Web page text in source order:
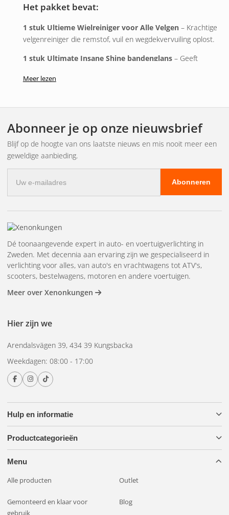
Het pakket bevat:
1 stuk Ultieme Wielreiniger voor Alle Velgen– Krachtige
velgenreiniger die remstof, vuil en wegdekvervuiling oplost.
1 stuk Ultimate Insane Shine bandenglans– Geeft
Het resultaat?
✔ Glanzende, schone velgen
✔ Diepzwart, frisse terrasafwerking
Een compleet pakket voor wie wil dat zijn velgen perfect
aansluiten bij de rest van de autolak – altijd.
Meer lezen
Abonneer je op onze nieuwsbrief
Blijf op de hoogte van ons laatste nieuws en mis nooit meer een
geweldige aanbieding.
mailadres
Abonneren
Hulp en informatie
Productcategorieën
Menu
Alle producten Outlet
Gemonteerd en klaar voor
gebruik
Blog
Dé toonaangevende expert in auto- en voertuigverlichting in
Zweden. Met decennia aan ervaring zijn we gespecialiseerd in
verlichting voor alles, van auto's en vrachtwagens tot ATV's,
scooters, bestelwagens, motoren en andere voertuigen.
Meer over Xenonkungen
Hier zijn we
Arendalsvägen 39, 434 39 Kungsbacka
Weekdagen: 08:00 - 17:00